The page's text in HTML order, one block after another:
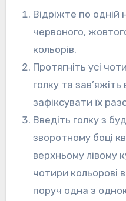
Відріжте по
червоного,
кольорів.
Протягніть усі
голку та
зафіксувати їх
Введіть голку з
зворотному боці
верхньому лівому
чотири кольорові
поруч одна з